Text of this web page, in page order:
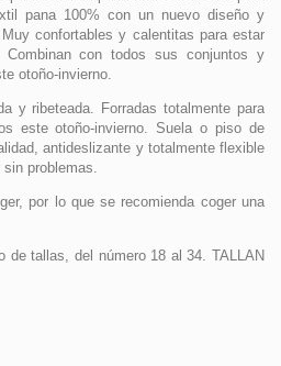
pana 100% con un nuevo diseño y
confortables y calentitas para estar
con todos sus conjuntos y
otoño-invierno.
y ribeteada. Forradas totalmente para
este otoño-invierno. Suela o piso de
antideslizante y totalmente flexible
sin problemas.
por lo que se recomienda coger una
de tallas, del número 18 al 34. TALLAN